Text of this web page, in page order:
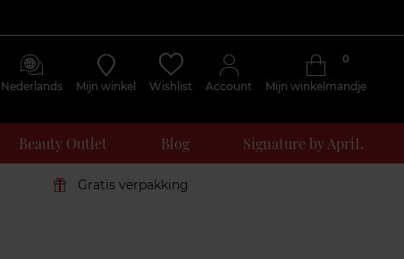
Nederlands Mijn winkel Wishlist Account Mijn winkelmandje
0
Beauty Outlet Blog Signature by ApriL
Gratis verpakking